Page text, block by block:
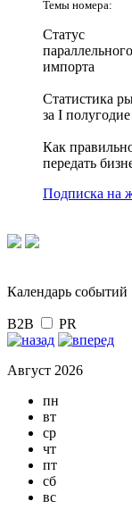
Темы номера:
Статус
параллельного
импорта
Статистика
за I полугодие
Как
передать
Подписка на
Календарь событий
B2B PR
Август 2026
пн
вт
ср
чт
пт
сб
вс